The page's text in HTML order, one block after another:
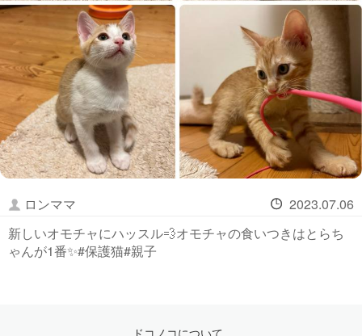
ロンママ
2023.07.06
新しいオモチャにハッスル💨オモチャの食いつきはとらち
ゃんが1番✨#保護猫#親子